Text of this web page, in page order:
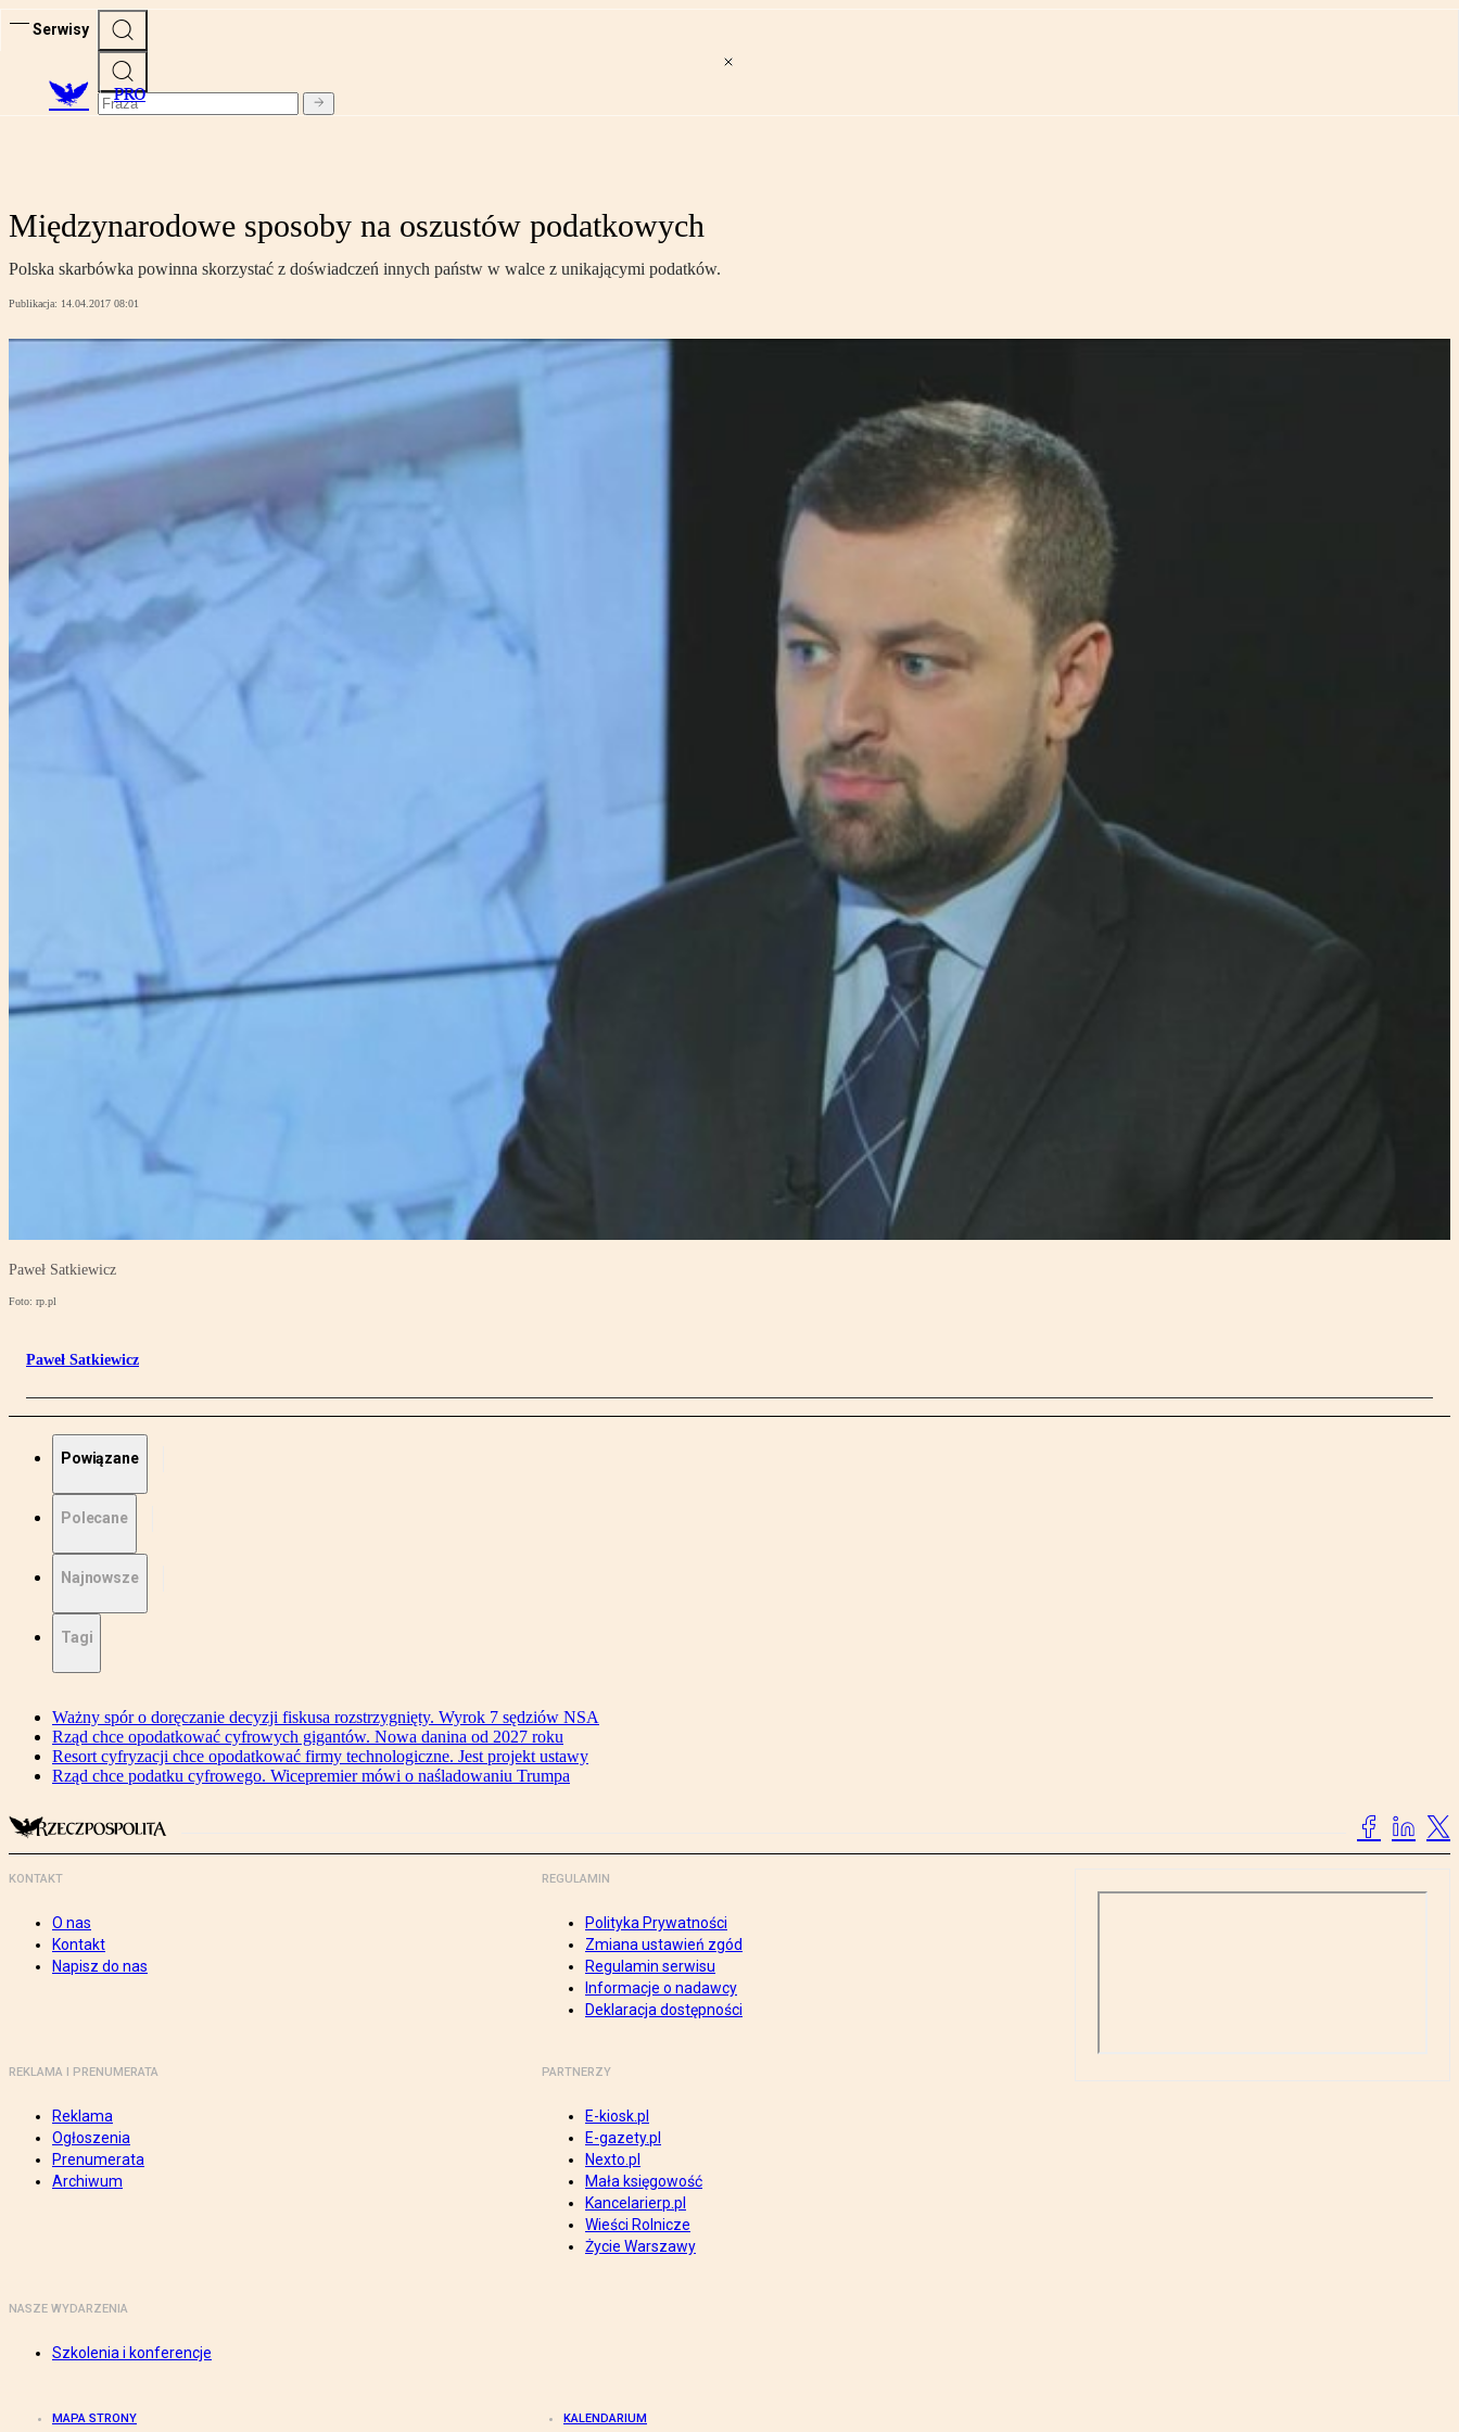
Serwisy
PRO
Międzynarodowe sposoby na oszustów podatkowych
Polska skarbówka powinna skorzystać z doświadczeń innych państw w walce z unikającymi podatków.
Publikacja: 14.04.2017 08:01
Paweł Satkiewicz
Foto: rp.pl
Paweł Satkiewicz
Powiązane
Polecane
Najnowsze
Tagi
Ważny spór o doręczanie decyzji fiskusa rozstrzygnięty. Wyrok 7 sędziów NSA
Rząd chce opodatkować cyfrowych gigantów. Nowa danina od 2027 roku
Resort cyfryzacji chce opodatkować firmy technologiczne. Jest projekt ustawy
Rząd chce podatku cyfrowego. Wicepremier mówi o naśladowaniu Trumpa
KONTAKT
O nas
Kontakt
Napisz do nas
REGULAMIN
Polityka Prywatności
Zmiana ustawień zgód
Regulamin serwisu
Informacje o nadawcy
Deklaracja dostępności
REKLAMA I PRENUMERATA
Reklama
Ogłoszenia
Prenumerata
Archiwum
PARTNERZY
E-kiosk.pl
E-gazety.pl
Nexto.pl
Mała księgowość
Kancelarierp.pl
Wieści Rolnicze
Życie Warszawy
NASZE WYDARZENIA
Szkolenia i konferencje
MAPA STRONY KALENDARIUM